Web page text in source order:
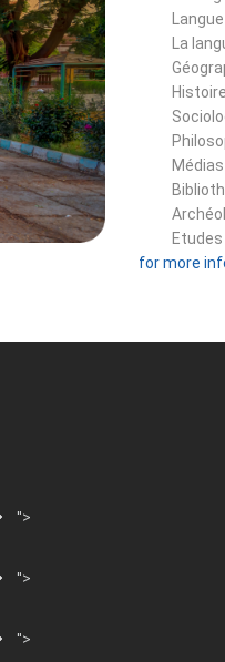
La
Histoire
Médias
for more
">
">
">